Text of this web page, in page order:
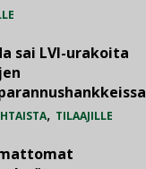
sai LVI-urakoita
, TILAAJILLE